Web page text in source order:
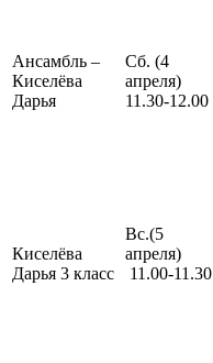
Ансамбль –
Киселёва
Дарья
Сб. (4
апреля)
11.30-12.00
Киселёва
Дарья 3 класс
Вс.(5
апреля)
11.00-11.30